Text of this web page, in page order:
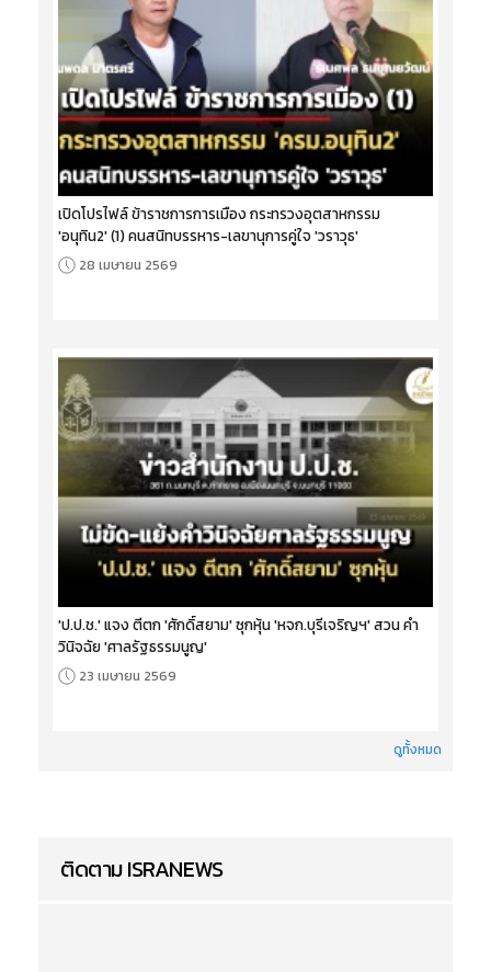
เปิดโปรไฟล์ ข้าราชการการเมือง กระทรวงอุตสาหกรรม
'อนุทิน2' (1) คนสนิทบรรหาร-เลขานุการคู่ใจ 'วราวุธ'
28 เมษายน 2569
'ป.ป.ช.' แจง ตีตก 'ศักดิ์สยาม' ซุกหุ้น 'หจก.บุรีเจริญฯ' สวน คำ
วินิจฉัย 'ศาลรัฐธรรมนูญ'
23 เมษายน 2569
ดูทั้งหมด
ติดตาม ISRANEWS